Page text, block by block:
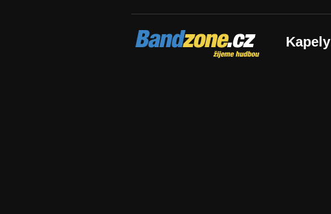
Bandzone.cz
žijeme hudbou Kapely